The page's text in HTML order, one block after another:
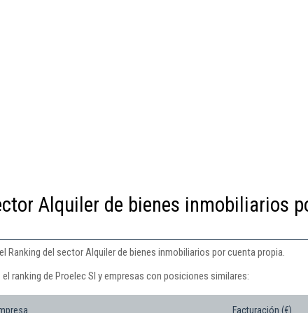
Alquiler de bienes inmobiliarios
Ranking del sector Alquiler de bienes inmobiliarios por cuenta propia.
ranking de Proelec Sl y empresas con posiciones similares:
Facturación (€)